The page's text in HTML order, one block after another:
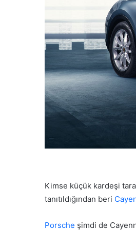
Kimse küçük kardeşi
tanıtıldığından beri
Porsche şimdi de